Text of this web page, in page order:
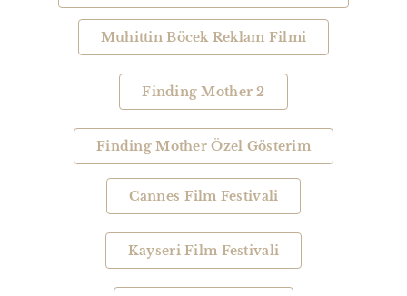
Muhittin Böcek Reklam Filmi
Finding Mother 2
Finding Mother Özel Gösterim
Cannes Film Festivali
Kayseri Film Festivali